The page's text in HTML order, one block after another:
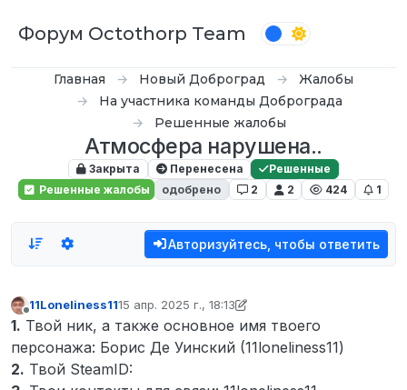
Форум Octothorp Team
Главная Новый Доброград
Жалобы
На участника команды Доброграда
Решенные жалобы
Атмосфера нарушена..
Закрыта Перенесена
Решенные
Решенные жалобы
одобрено 2 2 424 1
Авторизуйтесь, чтобы ответить
Не в сети
11Loneliness1115 апр. 2025 г., 18:13
отредактировано Tekoy
1. Твой ник, а также основное имя твоего
персонажа: Борис Де Уинский (11loneliness11)
2. Твой SteamID: